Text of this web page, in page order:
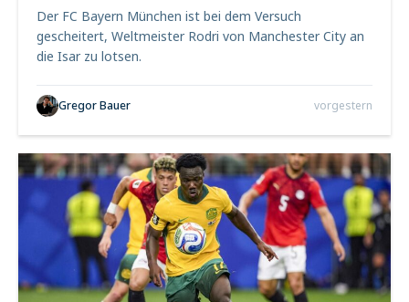
Der FC Bayern München ist bei dem Versuch
gescheitert, Weltmeister Rodri von Manchester City an
die Isar zu lotsen.
Gregor Bauer vorgestern